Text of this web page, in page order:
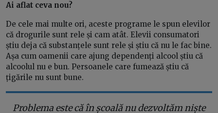
Ai aflat ceva nou?
De cele mai multe ori, aceste programe le spun elevilor
că drogurile sunt rele și cam atât. Elevii consumatori
știu deja că substanțele sunt rele și știu că nu le fac bine.
Așa cum oamenii care ajung dependenți alcool știu că
alcoolul nu e bun. Persoanele care fumează știu că
țigările nu sunt bune.
Problema este că în școală nu dezvoltăm niște